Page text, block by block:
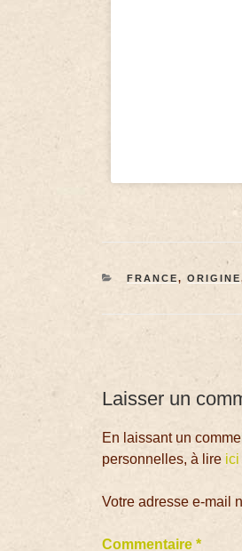
FRANCE, ORIGINE
Laisser un
En laissant un
personnelles, à lire ici
Votre adresse e-mail
Commentaire*